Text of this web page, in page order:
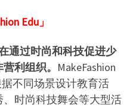
Edu」
通过时尚和科技促进少
利组织。 MakeFashion
不同场景设计教育活
时尚科技舞会等大型活